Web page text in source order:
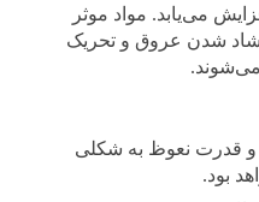
می‌یابد. مواد موثر
شدن عروق و تحریک
قدرت نعوظ به شکلی
بود.